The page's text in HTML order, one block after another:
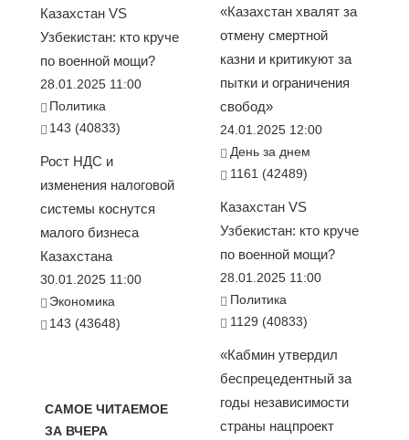
Казахстан VS
Узбекистан: кто круче
по военной мощи?
28.01.2025 11:00
Политика
143 (40833)
Рост НДС и
изменения налоговой
системы коснутся
малого бизнеса
Казахстана
30.01.2025 11:00
Экономика
143 (43648)
САМОЕ ЧИТАЕМОЕ
ЗА ВЧЕРА
«Казахстан хвалят за
отмену смертной
казни и критикуют за
пытки и ограничения
свобод»
24.01.2025 12:00
День за днем
1161 (42489)
Казахстан VS
Узбекистан: кто круче
по военной мощи?
28.01.2025 11:00
Политика
1129 (40833)
«Кабмин утвердил
беспрецедентный за
годы независимости
страны нацпроект